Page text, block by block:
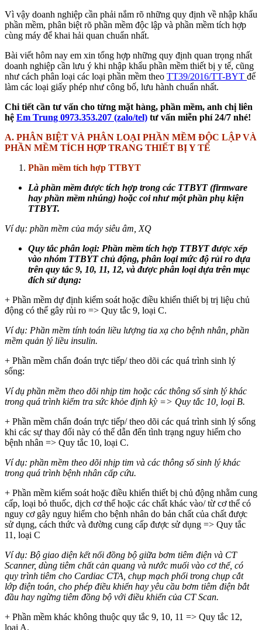
Vì vậy doanh nghiệp cần phải nắm rõ những quy định về nhập khẩu
phần mềm, phân biệt rõ phần mềm độc lập và phần mềm tích hợp
cùng máy để khai hải quan chuẩn nhất.
Bài viết hôm nay em xin tổng hợp những quy định quan trọng nhất
doanh nghiệp cần lưu ý khi nhập khẩu phần mềm thiết bị y tế, cũng
như cách phân loại các loại phần mềm theo TT39/2016/TT-BYT để
làm các loại giấy phép như công bố, lưu hành chuẩn nhất.
Chi tiết cần tư vấn cho từng mặt hàng, phần mềm, anh chị liên
hệ Em Trung 0973.353.207 (zalo/tel) tư vấn miễn phí 24/7 nhé!
A. PHÂN BIỆT VÀ PHÂN LOẠI PHẦN MỀM ĐỘC LẬP VÀ
PHẦN MỀM TÍCH HỢP TRANG THIẾT BỊ Y TẾ
Phần mềm tích hợp TTBYT
Là phần mềm được tích hợp trong các TTBYT (firmware
hay phần mềm nhúng) hoặc coi như một phần phụ kiện
TTBYT.
Ví dụ: phần mềm của máy siêu âm, XQ
Quy tắc phân loại: Phần mềm tích hợp TTBYT được xếp
vào nhóm TTBYT chủ động, phân loại mức độ rủi ro dựa
trên quy tắc 9, 10, 11, 12, và được phân loại dựa trên mục
đích sử dụng:
+ Phần mềm dự định kiểm soát hoặc điều khiển thiết bị trị liệu chủ
động có thể gây rủi ro => Quy tắc 9, loại C.
Ví dụ: Phần mềm tính toán liều lượng tia xạ cho bệnh nhân, phần
mềm quản lý liều insulin.
+ Phần mềm chẩn đoán trực tiếp/ theo dõi các quá trình sinh lý
sống:
Ví dụ phần mềm theo dõi nhịp tim hoặc các thông số sinh lý khác
trong quá trình kiểm tra sức khỏe định kỳ => Quy tắc 10, loại B.
+ Phần mềm chẩn đoán trực tiếp/ theo dõi các quá trình sinh lý sống
khi các sự thay đổi này có thể dẫn đến tình trạng nguy hiểm cho
bệnh nhân => Quy tắc 10, loại C.
Ví dụ: phần mềm theo dõi nhịp tim và các thông số sinh lý khác
trong quá trình bệnh nhân cấp cứu.
+ Phần mềm kiểm soát hoặc điều khiển thiết bị chủ động nhằm cung
cấp, loại bỏ thuốc, dịch cơ thể hoặc các chất khác vào/ từ cơ thể có
nguy cơ gây nguy hiểm cho bệnh nhân do bản chất của chất được
sử dụng, cách thức và đường cung cấp được sử dụng => Quy tắc
11, loại C
Ví dụ: Bộ giao diện kết nối đồng bộ giữa bơm tiêm điện và CT
Scanner, dùng tiêm chất cản quang và nước muối vào cơ thể, có
quy trình tiêm cho Cardiac CTA, chụp mạch phổi trong chụp cắt
lớp điện toán, cho phép điều khiển hay yêu cầu bơm tiêm điện bắt
đầu hay ngừng tiêm đồng bộ với điều khiển của CT Scan.
+ Phần mềm khác không thuộc quy tắc 9, 10, 11 => Quy tắc 12,
loại A.